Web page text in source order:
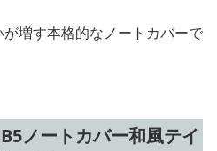
増す本格的なノートカバーで
ノートカバー和風テイ